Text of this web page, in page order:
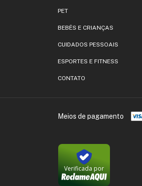
PET
BEBÊS E CRIANÇAS
CUIDADOS PESSOAIS
ESPORTES E FITNESS
CONTATO
Meios de pagamento
Verificada por